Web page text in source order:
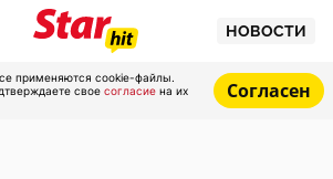
НОВОСТИ
применяются cookie-файлы.
свое согласие на их
Согласен